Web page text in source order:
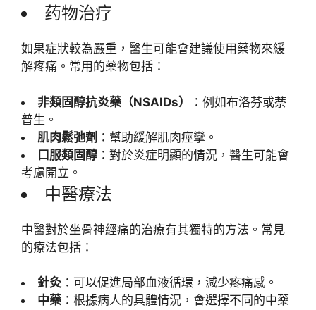
药物治疗
如果症狀較為嚴重，醫生可能會建議使用藥物來緩
解疼痛。常用的藥物包括：
非類固醇抗炎藥（NSAIDs）
：例如布洛芬或萘
普生。
肌肉鬆弛劑 ：幫助緩解肌肉痙攣。
口服類固醇 ：對於炎症明顯的情況，醫生可能會
考慮開立。
中醫療法
中醫對於坐骨神經痛的治療有其獨特的方法。常見
的療法包括：
針灸 ：可以促進局部血液循環，減少疼痛感。
中藥 ：根據病人的具體情況，會選擇不同的中藥